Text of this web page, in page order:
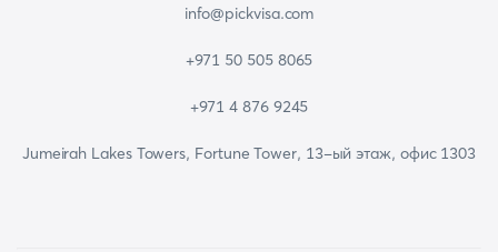
info@pickvisa.com
+971 50 505 8065
+971 4 876 9245
Jumeirah Lakes Towers, Fortune Tower, 13-ый этаж, офис 1303